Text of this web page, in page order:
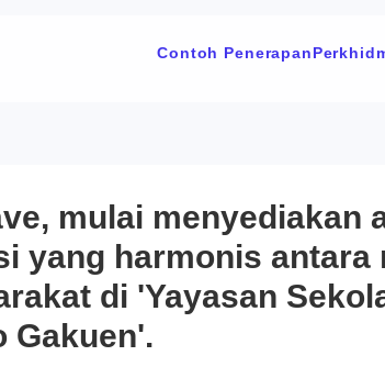
Contoh Penerapan
mulai menyediakan
yang harmonis antara
di 'Yayasan
Gakuen'.